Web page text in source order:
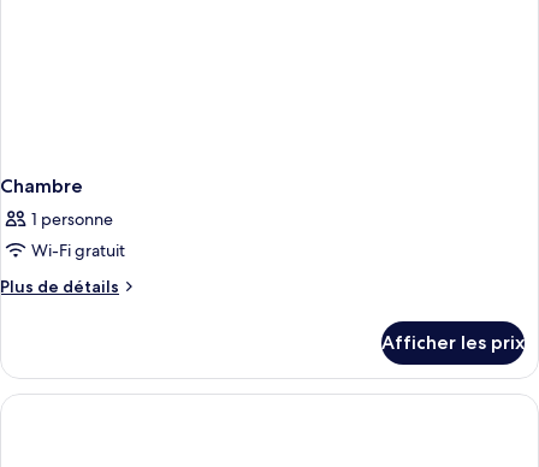
Chambre
1 personne
Wi-Fi gratuit
Plus de détails
Plus
Chambre
Afficher les prix